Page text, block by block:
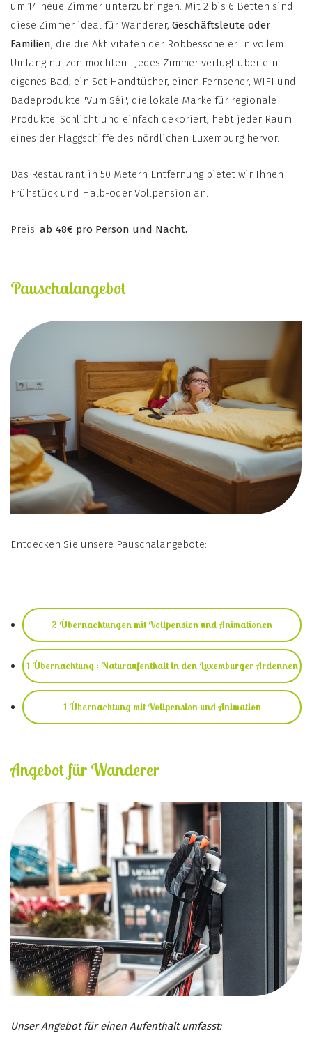
um 14 neue Zimmer unterzubringen. Mit 2 bis 6 Betten sind
diese Zimmer ideal für Wanderer, Geschäftsleute oder
Familien, die die Aktivitäten der Robbesscheier in vollem
Umfang nutzen möchten. Jedes Zimmer verfügt über ein
eigenes Bad, ein Set Handtücher, einen Fernseher, WIFI und
Badeprodukte "Vum Séi", die lokale Marke für regionale
Produkte. Schlicht und einfach dekoriert, hebt jeder Raum
eines der Flaggschiffe des nördlichen Luxemburg hervor.
Das Restaurant in 50 Metern Entfernung bietet wir Ihnen
Frühstück und Halb-oder Vollpension an.
Preis: ab 48€ pro Person und Nacht.
Pauschalangebot
Entdecken Sie unsere Pauschalangebote:
2 Übernachtungen mit Vollpension und Animationen
1 Übernachtung : Naturaufenthalt in den Luxemburger Ardennen
1 Übernachtung mit Vollpension und Animation
Angebot für Wanderer
Unser Angebot für einen Aufenthalt umfasst: